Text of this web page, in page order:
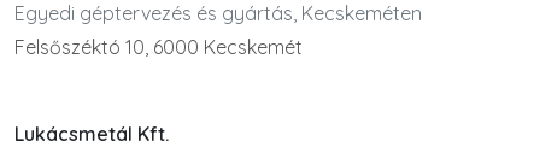
Egyedi géptervezés és gyártás, Kecskeméten
Felsőszéktó 10, 6000 Kecskemét
Lukácsmetál Kft.